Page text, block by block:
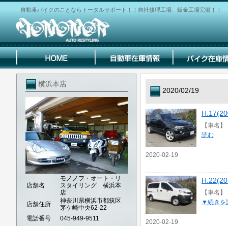
自動車バイクのことならトータルサポート！！自社修理工場、鈑金工場完備！！
横浜本店
店舗名
モノノフ・オート・リ
スタイリング 横浜本
店
店舗住所
神奈川県横浜市都筑区
茅ケ崎中央62-22
電話番号
045-949-9511
2020/02/19
【車名
読む
2020-02-19
【車名
▼続きを
2020-02-19